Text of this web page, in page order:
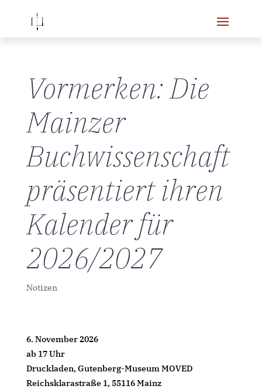
Vormerken: Die
Mainzer
Buchwissenschaft
präsentiert ihren
Kalender für
2026/2027
Notizen
6. November 2026
ab 17 Uhr
Druckladen, Gutenberg-Museum MOVED
Reichsklarastraße 1, 55116 Mainz